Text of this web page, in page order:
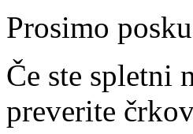
Prosimo
Če ste spletni
preverite